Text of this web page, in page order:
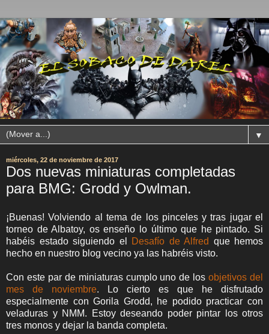
▼
miércoles, 22 de noviembre de 2017
Dos nuevas miniaturas completadas
para BMG: Grodd y Owlman.
¡Buenas! Volviendo al tema de los pinceles y tras jugar el
torneo de Albatoy, os enseño lo último que he pintado. Si
habéis estado siguiendo el
Desafío de Alfred que hemos
hecho en nuestro blog vecino ya las habréis visto.
Con este par de miniaturas cumplo uno de losobjetivos del
mes de noviembre. Lo cierto es que he disfrutado
especialmente con Gorila Grodd, he podido practicar con
veladuras y NMM. Estoy deseando poder pintar los otros
tres monos y dejar la banda completa.